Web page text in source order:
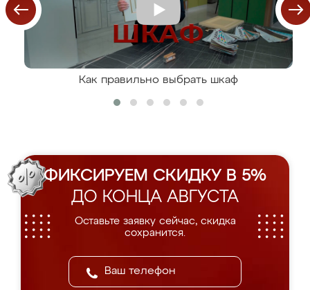
Как правильно выбрать шкаф
ФИКСИРУЕМ СКИДКУ В 5%
ДО КОНЦА АВГУСТА
Оставьте заявку сейчас, скидка
сохранится.